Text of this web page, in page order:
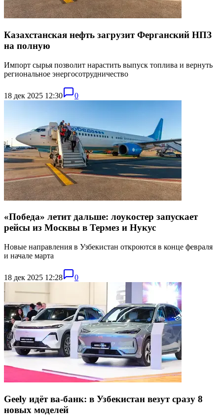
Казахстанская нефть загрузит Ферганский НПЗ
на полную
Импорт сырья позволит нарастить выпуск топлива и вернуть
региональное энергосотрудничество
18 дек 2025 12:30 0
«Победа» летит дальше: лоукостер запускает
рейсы из Москвы в Термез и Нукус
Новые направления в Узбекистан откроются в конце февраля
и начале марта
18 дек 2025 12:28 0
Geely идёт ва-банк: в Узбекистан везут сразу 8
новых моделей